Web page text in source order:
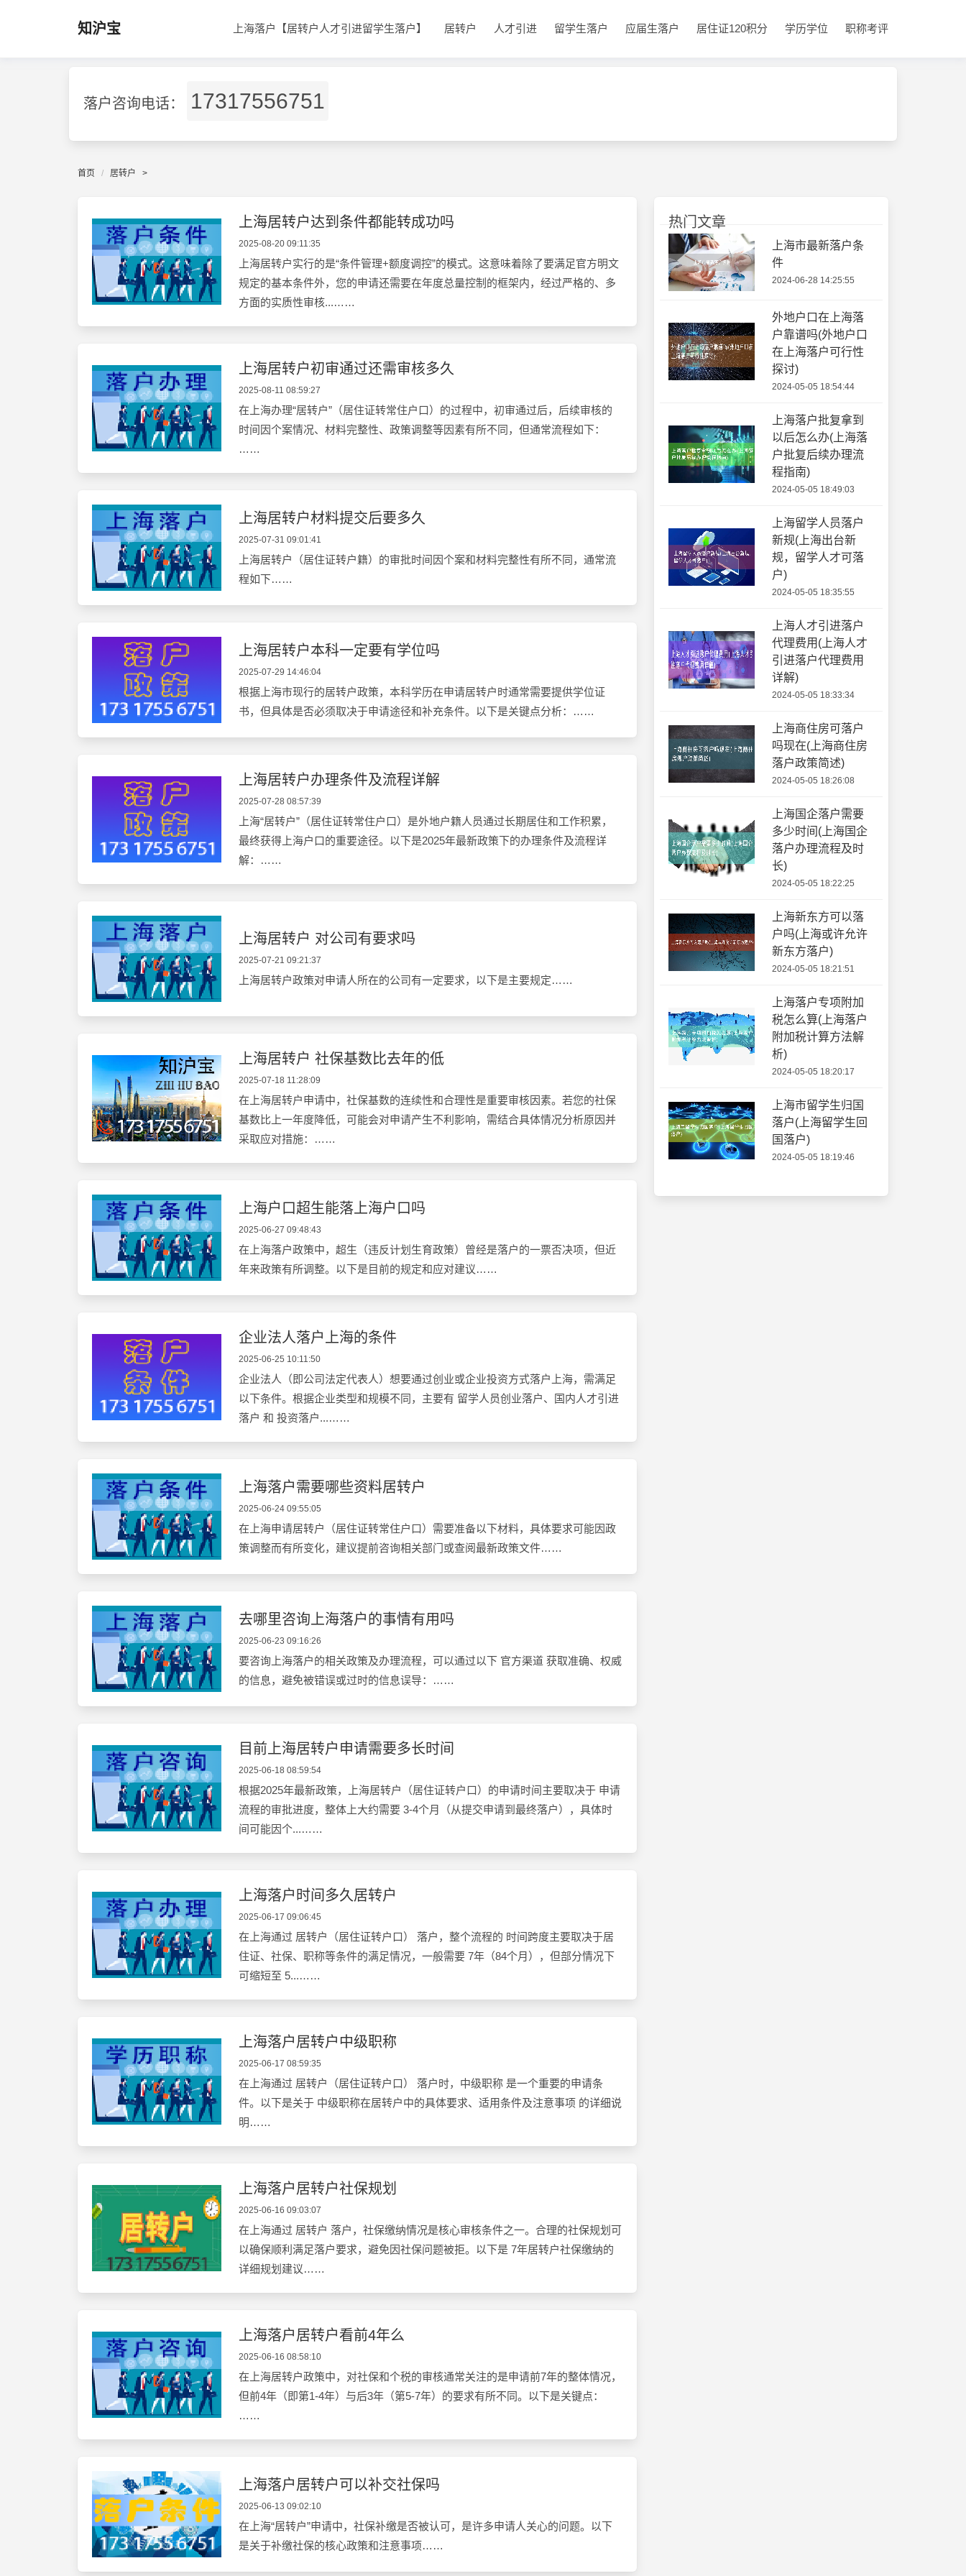
知沪宝 上海落户【居转户人才引进留学生落户】 居转户 人才引进 留学生落户 应届生落户 居住证120积分 学历学位 职称考评
落户咨询电话： 17317556751
首页 居转户 >
上海居转户达到条件都能转成功吗
2025-08-20 09:11:35
上海居转户实行的是“条件管理+额度调控”的模式。这意味着除了要满足官方明文
规定的基本条件外，您的申请还需要在年度总量控制的框架内，经过严格的、多
方面的实质性审核...……
上海居转户初审通过还需审核多久
2025-08-11 08:59:27
在上海办理“居转户”（居住证转常住户口）的过程中，初审通过后，后续审核的
时间因个案情况、材料完整性、政策调整等因素有所不同，但通常流程如下：
……
上海居转户材料提交后要多久
2025-07-31 09:01:41
上海居转户（居住证转户籍）的审批时间因个案和材料完整性有所不同，通常流
程如下……
上海居转户本科一定要有学位吗
2025-07-29 14:46:04
根据上海市现行的居转户政策，本科学历在申请居转户时通常需要提供学位证
书，但具体是否必须取决于申请途径和补充条件。以下是关键点分析：……
上海居转户办理条件及流程详解
2025-07-28 08:57:39
上海“居转户”（居住证转常住户口）是外地户籍人员通过长期居住和工作积累，
最终获得上海户口的重要途径。以下是2025年最新政策下的办理条件及流程详
解：……
上海居转户 对公司有要求吗
2025-07-21 09:21:37
上海居转户政策对申请人所在的公司有一定要求，以下是主要规定……
上海居转户 社保基数比去年的低
2025-07-18 11:28:09
在上海居转户申请中，社保基数的连续性和合理性是重要审核因素。若您的社保
基数比上一年度降低，可能会对申请产生不利影响，需结合具体情况分析原因并
采取应对措施：……
上海户口超生能落上海户口吗
2025-06-27 09:48:43
在上海落户政策中，超生（违反计划生育政策）曾经是落户的一票否决项，但近
年来政策有所调整。以下是目前的规定和应对建议……
企业法人落户上海的条件
2025-06-25 10:11:50
企业法人（即公司法定代表人）想要通过创业或企业投资方式落户上海，需满足
以下条件。根据企业类型和规模不同，主要有 留学人员创业落户、国内人才引进
落户 和 投资落户...……
上海落户需要哪些资料居转户
2025-06-24 09:55:05
在上海申请居转户（居住证转常住户口）需要准备以下材料，具体要求可能因政
策调整而有所变化，建议提前咨询相关部门或查阅最新政策文件……
去哪里咨询上海落户的事情有用吗
2025-06-23 09:16:26
要咨询上海落户的相关政策及办理流程，可以通过以下 官方渠道 获取准确、权威
的信息，避免被错误或过时的信息误导：……
目前上海居转户申请需要多长时间
2025-06-18 08:59:54
根据2025年最新政策，上海居转户（居住证转户口）的申请时间主要取决于 申请
流程的审批进度，整体上大约需要 3-4个月（从提交申请到最终落户），具体时
间可能因个...……
上海落户时间多久居转户
2025-06-17 09:06:45
在上海通过 居转户（居住证转户口） 落户，整个流程的 时间跨度主要取决于居
住证、社保、职称等条件的满足情况，一般需要 7年（84个月），但部分情况下
可缩短至 5...……
上海落户居转户中级职称
2025-06-17 08:59:35
在上海通过 居转户（居住证转户口） 落户时，中级职称 是一个重要的申请条
件。以下是关于 中级职称在居转户中的具体要求、适用条件及注意事项 的详细说
明……
上海落户居转户社保规划
2025-06-16 09:03:07
在上海通过 居转户 落户，社保缴纳情况是核心审核条件之一。合理的社保规划可
以确保顺利满足落户要求，避免因社保问题被拒。以下是 7年居转户社保缴纳的
详细规划建议……
上海落户居转户看前4年么
2025-06-16 08:58:10
在上海居转户政策中，对社保和个税的审核通常关注的是申请前7年的整体情况，
但前4年（即第1-4年）与后3年（第5-7年）的要求有所不同。以下是关键点：
……
上海落户居转户可以补交社保吗
2025-06-13 09:02:10
在上海“居转户”申请中，社保补缴是否被认可，是许多申请人关心的问题。以下
是关于补缴社保的核心政策和注意事项……
热门文章
上海市最新落户条
件
2024-06-28 14:25:55
外地户口在上海落
户靠谱吗(外地户口
在上海落户可行性
探讨)
2024-05-05 18:54:44
上海落户批复拿到
以后怎么办(上海落
户批复后续办理流
程指南)
2024-05-05 18:49:03
上海留学人员落户
新规(上海出台新
规，留学人才可落
户)
2024-05-05 18:35:55
上海人才引进落户
代理费用(上海人才
引进落户代理费用
详解)
2024-05-05 18:33:34
上海商住房可落户
吗现在(上海商住房
落户政策简述)
2024-05-05 18:26:08
上海国企落户需要
多少时间(上海国企
落户办理流程及时
长)
2024-05-05 18:22:25
上海新东方可以落
户吗(上海或许允许
新东方落户)
2024-05-05 18:21:51
上海落户专项附加
税怎么算(上海落户
附加税计算方法解
析)
2024-05-05 18:20:17
上海市留学生归国
落户(上海留学生回
国落户)
2024-05-05 18:19:46